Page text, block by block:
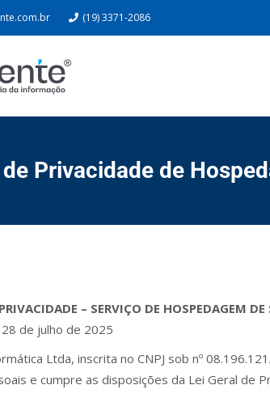
(19) 3371-2086
Privacidade de
– SERVIÇO DE HOSPEDAGEM DE
de julho de 2025
Ltda, inscrita no CNPJ sob nº
e cumpre as disposições da Lei Geral de